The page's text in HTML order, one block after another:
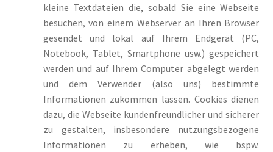
kleine Textdateien die, sobald Sie eine Webseite
besuchen, von einem Webserver an Ihren Browser
gesendet und lokal auf Ihrem Endgerät (PC,
Notebook, Tablet, Smartphone usw.) gespeichert
werden und auf Ihrem Computer abgelegt werden
und dem Verwender (also uns) bestimmte
Informationen zukommen lassen. Cookies dienen
dazu, die Webseite kundenfreundlicher und sicherer
zu gestalten, insbesondere nutzungsbezogene
Informationen zu erheben, wie bspw.